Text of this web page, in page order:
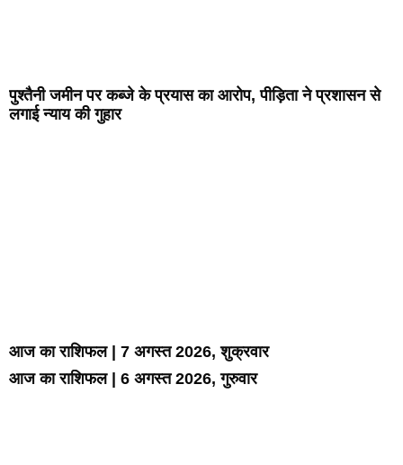
पुश्तैनी जमीन पर कब्जे के प्रयास का आरोप, पीड़िता ने प्रशासन से
लगाई न्याय की गुहार
आज का राशिफल | 7 अगस्त 2026, शुक्रवार
आज का राशिफल | 6 अगस्त 2026, गुरुवार